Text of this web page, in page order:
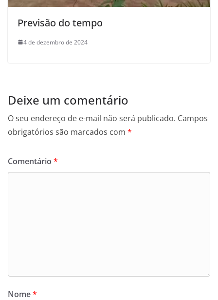
Previsão do tempo
4 de dezembro de 2024
Deixe um comentário
O seu endereço de e-mail não será publicado. Campos
obrigatórios são marcados com *
Comentário *
Nome*